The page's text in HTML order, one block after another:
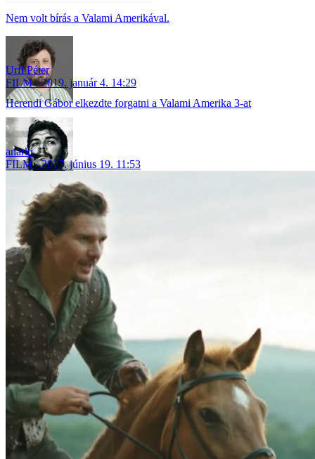
Nem volt bírás a Valami Amerikával.
Urfi Péter
FILM
2019. január 4. 14:29
Herendi Gábor elkezdte forgatni a Valami Amerika 3-at
anarki
FILM
2017. június 19. 11:53